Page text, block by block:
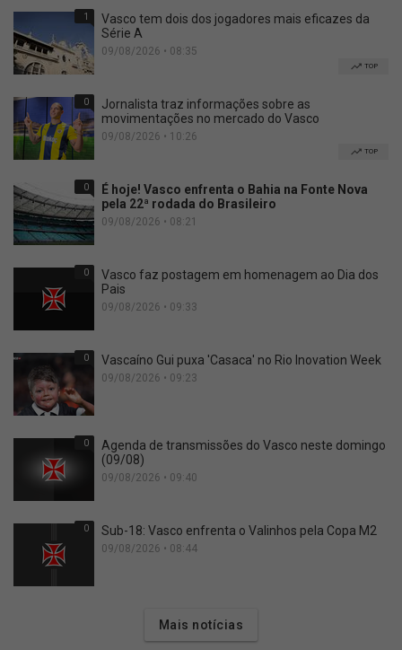
1
Vasco tem dois dos jogadores mais eficazes da
Série A
09/08/2026 • 08:35
TOP
0
Jornalista traz informações sobre as
movimentações no mercado do Vasco
09/08/2026 • 10:26
TOP
0
É hoje! Vasco enfrenta o Bahia na Fonte Nova
pela 22ª rodada do Brasileiro
09/08/2026 • 08:21
0
Vasco faz postagem em homenagem ao Dia dos
Pais
09/08/2026 • 09:33
0 Vascaíno Gui puxa 'Casaca' no Rio Inovation Week
09/08/2026 • 09:23
0
Agenda de transmissões do Vasco neste domingo
(09/08)
09/08/2026 • 09:40
0 Sub-18: Vasco enfrenta o Valinhos pela Copa M2
09/08/2026 • 08:44
Mais notícias